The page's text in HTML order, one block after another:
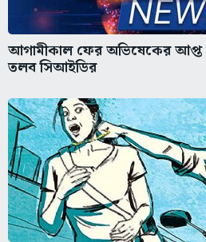
আগামীকাল ফের অভিষেকের আপ্ত
তলব সিআইডির